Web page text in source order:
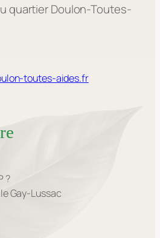
quartier Doulon-Toutes-
toutes-aides.fr
?
Gay-Lussac